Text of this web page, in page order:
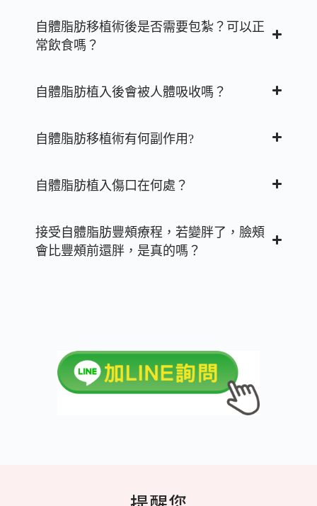
自體脂肪移植術後是否需要包紮？可以正
常飲食嗎？
自體脂肪植入後會被人體吸收嗎？
自體脂肪移植術有何副作用?
自體脂肪植入傷口在何處？
接受自體脂肪豐頰療程，若變胖了，臉頰
會比豐頰前還胖，是真的嗎？